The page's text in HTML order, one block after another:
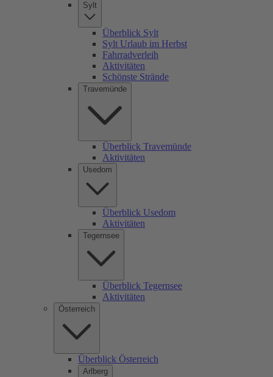
Sylt
Überblick Sylt
Sylt Urlaub im Herbst
Fahrradverleih
Aktivitäten
Schönste Strände
Travemünde
Überblick Travemünde
Aktivitäten
Usedom
Überblick Usedom
Aktivitäten
Tegernsee
Überblick Tegernsee
Aktivitäten
Österreich
Überblick Österreich
Arlberg